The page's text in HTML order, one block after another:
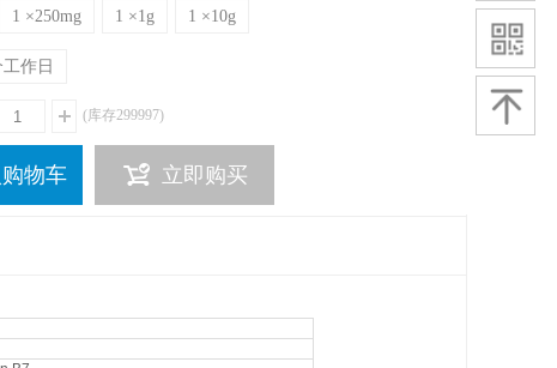
1 ×250mg 1 ×1g 1 ×10g
工作日
(库存299997)
物车 立即购买